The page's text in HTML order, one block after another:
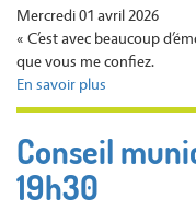
2026
Mercredi 01 avril 2026
« C’est avec beaucoup
que vous me confiez.
En savoir plus
LE
DU
Conseil
19h30